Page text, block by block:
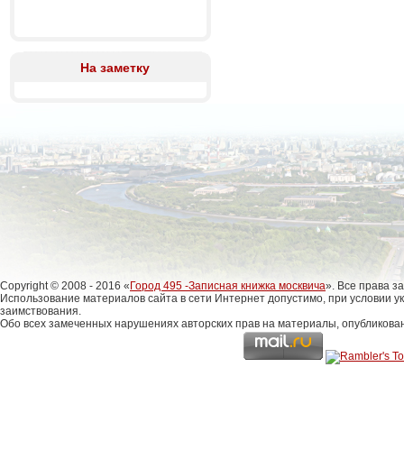
На заметку
Copyright © 2008 - 2016 « Город 495 -Записная книжка москвича». Все права
Использование материалов сайта в сети Интернет допустимо, при условии
заимствования.
Обо всех замеченных нарушениях авторских прав на материалы,